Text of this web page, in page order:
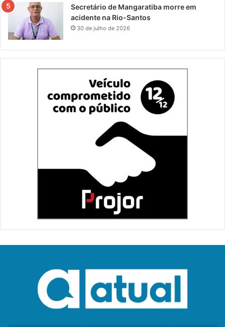
Secretário de Mangaratiba morre em
acidente na Rio-Santos
30 de julho de 2026